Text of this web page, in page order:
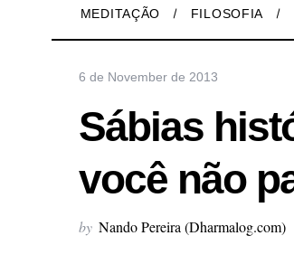
MEDITAÇÃO FILOSOFIA
6 de November de 2013
Sábias
você não
by Nando Pereira (Dharmalog.com)